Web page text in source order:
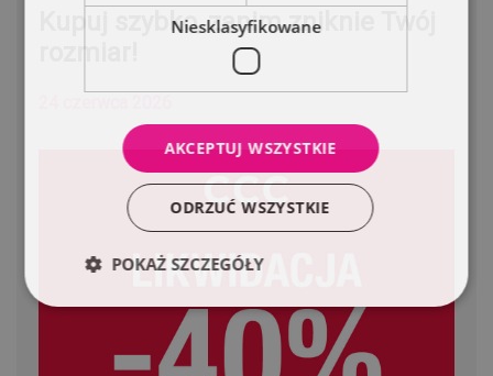
Kupuj szybko, zanim zniknie Twój
Niesklasyfikowane
AKCEPTUJ WSZYSTKIE
ODRZUĆ WSZYSTKIE
POKAŻ SZCZEGÓŁY